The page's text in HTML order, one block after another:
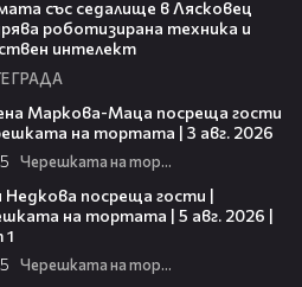
със седалище в Лясковец
роботизирана техника и
интелект
ГРАДА
Маркова-Маца посреща гости
на тортата | 3 авг. 2026
5 Черешката на тортата
Недкова посреща гости |
на тортата | 5 авг. 2026 |
1
5 Черешката на тортата